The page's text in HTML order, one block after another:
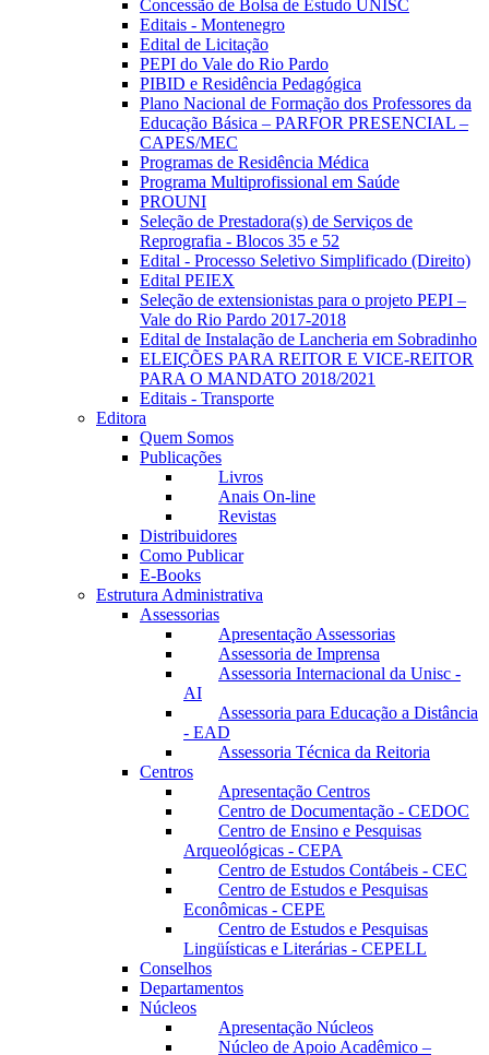
Concessão de Bolsa de Estudo UNISC
Editais - Montenegro
Edital de Licitação
PEPI do Vale do Rio Pardo
PIBID e Residência Pedagógica
Plano Nacional de Formação dos Professores da
Educação Básica – PARFOR PRESENCIAL –
CAPES/MEC
Programas de Residência Médica
Programa Multiprofissional em Saúde
PROUNI
Seleção de Prestadora(s) de Serviços de
Reprografia - Blocos 35 e 52
Edital - Processo Seletivo Simplificado (Direito)
Edital PEIEX
Seleção de extensionistas para o projeto PEPI –
Vale do Rio Pardo 2017-2018
Edital de Instalação de Lancheria em Sobradinho
ELEIÇÕES PARA REITOR E VICE-REITOR
PARA O MANDATO 2018/2021
Editais - Transporte
Editora
Quem Somos
Publicações
Livros
Anais On-line
Revistas
Distribuidores
Como Publicar
E-Books
Estrutura Administrativa
Assessorias
Apresentação Assessorias
Assessoria de Imprensa
Assessoria Internacional da Unisc -
AI
Assessoria para Educação a Distância
- EAD
Assessoria Técnica da Reitoria
Centros
Apresentação Centros
Centro de Documentação - CEDOC
Centro de Ensino e Pesquisas
Arqueológicas - CEPA
Centro de Estudos Contábeis - CEC
Centro de Estudos e Pesquisas
Econômicas - CEPE
Centro de Estudos e Pesquisas
Lingüísticas e Literárias - CEPELL
Conselhos
Departamentos
Núcleos
Apresentação Núcleos
Núcleo de Apoio Acadêmico –